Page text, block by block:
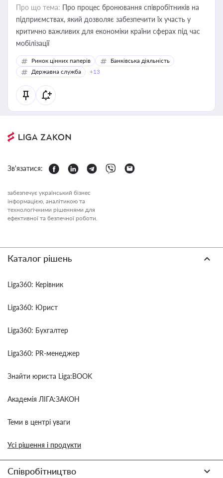
Про що тема: Про процес бронювання співробітників на
підприємствах, який дозволяє забезпечити їх участь у
критично важливих для економіки країни сферах під час
мобілізації
Ринок цінних паперів
Банківська діяльність
Державна служба
+13
Зв'язатися:
забезпечує український бізнес
інформацією, аналітикою та
технологічними рішеннями для
ефективної та безпечної роботи.
Каталог рішень
Liga360: Керівник
Liga360: Юрист
Liga360: Бухгалтер
Liga360: PR-менеджер
Знайти юриста Liga:BOOK
Академія ЛІГА:ЗАКОН
Теми в центрі уваги
Усі рішення і продукти
Співробітництво